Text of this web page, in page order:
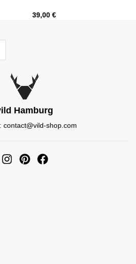
39,00 €
Hamburg
contact@vild-shop.com